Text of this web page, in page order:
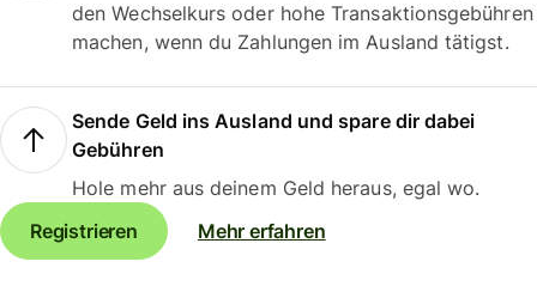
den Wechselkurs oder hohe Transaktionsgebühren
machen, wenn du Zahlungen im Ausland tätigst.
Sende Geld ins Ausland und spare dir dabei
Gebühren
Hole mehr aus deinem Geld heraus, egal wo.
Registrieren
Mehr erfahren